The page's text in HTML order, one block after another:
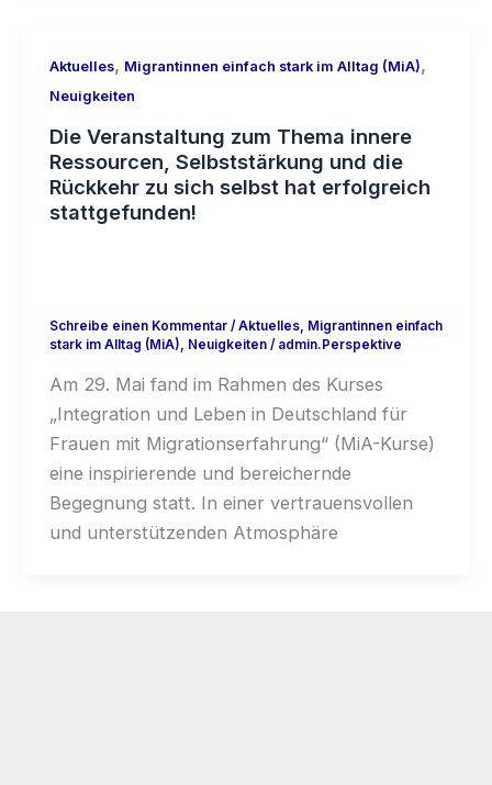
Aktuelles, Migrantinnen einfach stark im Alltag (MiA),
Neuigkeiten
Die Veranstaltung zum Thema innere
Ressourcen, Selbststärkung und die
Rückkehr zu sich selbst hat erfolgreich
stattgefunden!
Schreibe einen Kommentar /Aktuelles, Migrantinnen einfach
stark im Alltag (MiA), Neuigkeiten/ admin.Perspektive
Am 29. Mai fand im Rahmen des Kurses
„Integration und Leben in Deutschland für
Frauen mit Migrationserfahrung“ (MiA-Kurse)
eine inspirierende und bereichernde
Begegnung statt. In einer vertrauensvollen
und unterstützenden Atmosphäre